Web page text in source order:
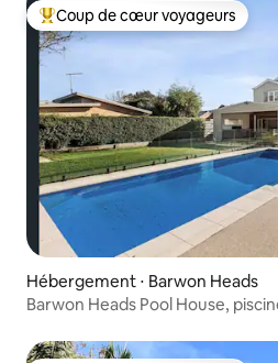
Coups de cœur voyageurs les
Coup de cœur voyageurs
Hébergement ⋅ Barwon Heads
Barwon Heads Pool House,